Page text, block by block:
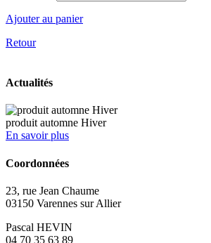
Ajouter au panier
Retour
Actualités
produit automne Hiver
En savoir plus
Coordonnées
23, rue Jean Chaume
03150 Varennes sur Allier
Pascal HEVIN
04 70 35 63 89